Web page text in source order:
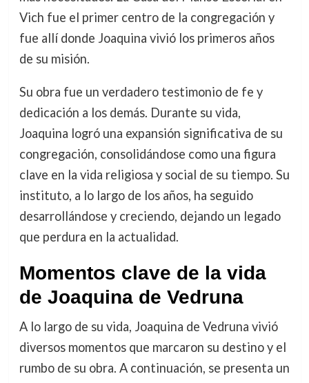
Vich fue el primer centro de la congregación y
fue allí donde Joaquina vivió los primeros años
de su misión.
Su obra fue un verdadero testimonio de fe y
dedicación a los demás. Durante su vida,
Joaquina logró una expansión significativa de su
congregación, consolidándose como una figura
clave en la vida religiosa y social de su tiempo. Su
instituto, a lo largo de los años, ha seguido
desarrollándose y creciendo, dejando un legado
que perdura en la actualidad.
Momentos clave de la vida
de Joaquina de Vedruna
A lo largo de su vida, Joaquina de Vedruna vivió
diversos momentos que marcaron su destino y el
rumbo de su obra. A continuación, se presenta un